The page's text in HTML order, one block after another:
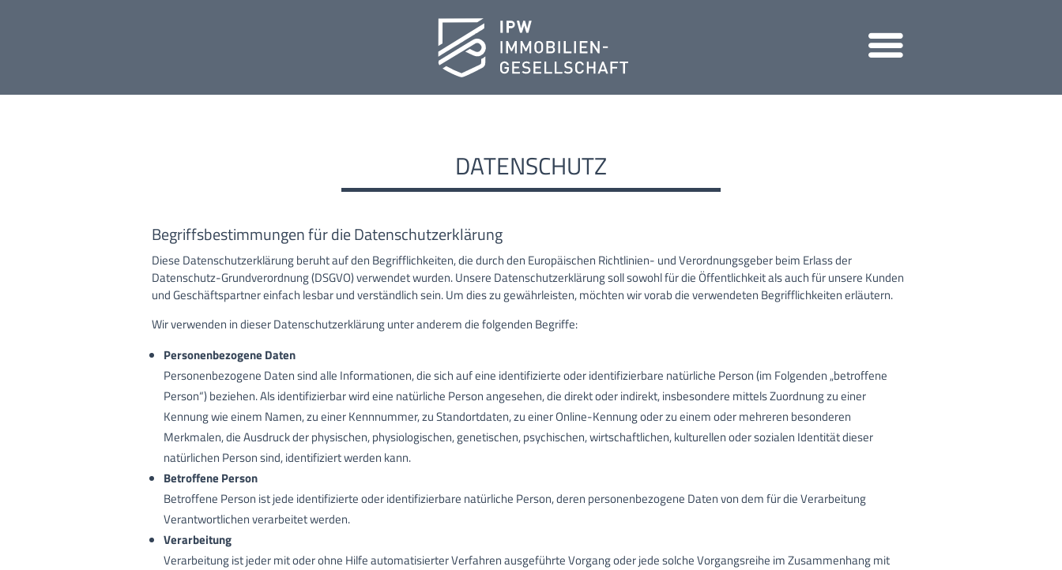
DATENSCHUTZ
Begriffsbestimmungen für die Datenschutzerklärung
Diese Datenschutzerklärung beruht auf den Begrifflichkeiten, die durch den Europäischen Richtlinien- und Verordnungsgeber beim Erlass der
Datenschutz-Grundverordnung (DSGVO) verwendet wurden. Unsere Datenschutzerklärung soll sowohl für die Öffentlichkeit als auch für unsere Kunden
und Geschäftspartner einfach lesbar und verständlich sein. Um dies zu gewährleisten, möchten wir vorab die verwendeten Begrifflichkeiten erläutern.
Wir verwenden in dieser Datenschutzerklärung unter anderem die folgenden Begriffe:
Personenbezogene Daten
Personenbezogene Daten sind alle Informationen, die sich auf eine identifizierte oder identifizierbare natürliche Person (im Folgenden „betroffene
Person“) beziehen. Als identifizierbar wird eine natürliche Person angesehen, die direkt oder indirekt, insbesondere mittels Zuordnung zu einer
Kennung wie einem Namen, zu einer Kennnummer, zu Standortdaten, zu einer Online-Kennung oder zu einem oder mehreren besonderen
Merkmalen, die Ausdruck der physischen, physiologischen, genetischen, psychischen, wirtschaftlichen, kulturellen oder sozialen Identität dieser
natürlichen Person sind, identifiziert werden kann.
Betroffene Person
Betroffene Person ist jede identifizierte oder identifizierbare natürliche Person, deren personenbezogene Daten von dem für die Verarbeitung
Verantwortlichen verarbeitet werden.
Verarbeitung
Verarbeitung ist jeder mit oder ohne Hilfe automatisierter Verfahren ausgeführte Vorgang oder jede solche Vorgangsreihe im Zusammenhang mit